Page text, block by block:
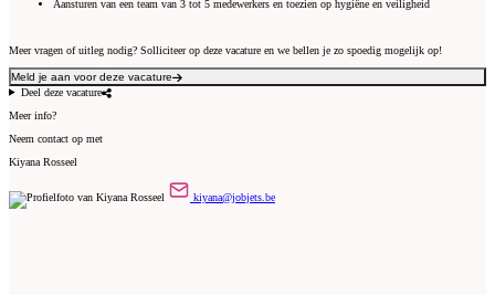
Aansturen van een team van 3 tot 5 medewerkers en toezien op hygiëne en veiligheid
Meer vragen of uitleg nodig? Solliciteer op deze vacature en we bellen je zo spoedig mogelijk op!
Meld je aan voor deze vacature
Deel deze vacature
Meer info?
Neem contact op met
Kiyana Rosseel
kiyana@jobjets.be